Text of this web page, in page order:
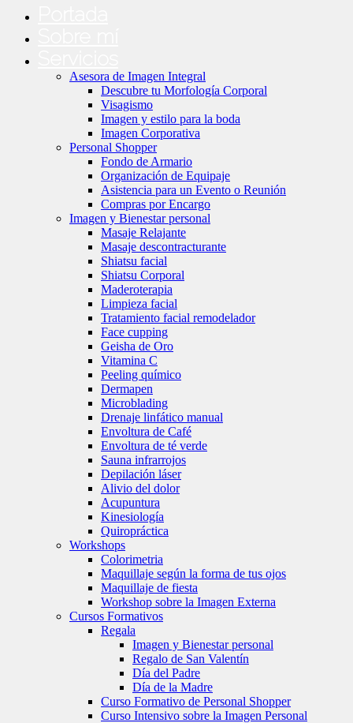
Asesora de Imagen Integral
Descubre tu Morfología Corporal
Visagismo
Imagen y estilo para la boda
Imagen Corporativa
Personal Shopper
Fondo de Armario
Organización de Equipaje
Asistencia para un Evento o Reunión
Compras por Encargo
Imagen y Bienestar personal
Masaje Relajante
Masaje descontracturante
Shiatsu facial
Shiatsu Corporal
Maderoterapia
Limpieza facial
Tratamiento facial remodelador
Face cupping
Geisha de Oro
Vitamina C
Peeling químico
Dermapen
Microblading
Drenaje linfático manual
Envoltura de Café
Envoltura de té verde
Sauna infrarrojos
Depilación láser
Alivio del dolor
Acupuntura
Kinesiología
Quiropráctica
Workshops
Colorimetria
Maquillaje según la forma de tus ojos
Maquillaje de fiesta
Workshop sobre la Imagen Externa
Cursos Formativos
Regala
Imagen y Bienestar personal
Regalo de San Valentín
Día del Padre
Día de la Madre
Curso Formativo de Personal Shopper
Curso Intensivo sobre la Imagen Personal